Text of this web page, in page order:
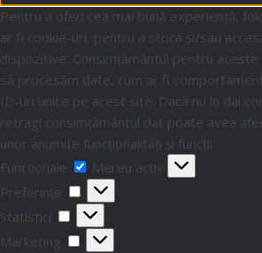
Pentru a oferi cea mai bună experiență,
ar fi cookie-uri, pentru a stoca și/sau
dispozitive. Consimțământul pentru
să procesăm date, cum ar fi
ID-uri unice pe acest site. Dacă nu îți dai
retragi consimțământul dat poate avea
unor anumite funcționalități și funcții.
Funcționale
Mereu activ
Preferințe
Statistici
Marketing